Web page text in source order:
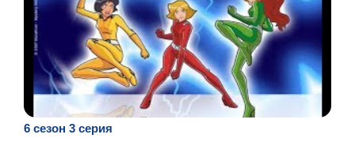
6 сезон 3 серия